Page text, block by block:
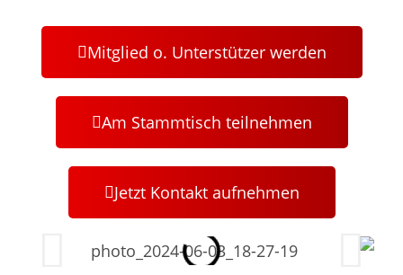
Mitglied o. Unterstützer werden
Am Stammtisch teilnehmen
Jetzt Kontakt aufnehmen